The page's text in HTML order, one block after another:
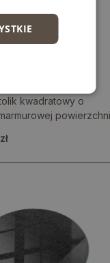
kwadratowy o
powierzchni